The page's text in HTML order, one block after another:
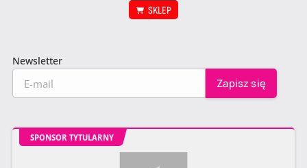
SKLEP
Newsletter
SPONSOR TYTULARNY